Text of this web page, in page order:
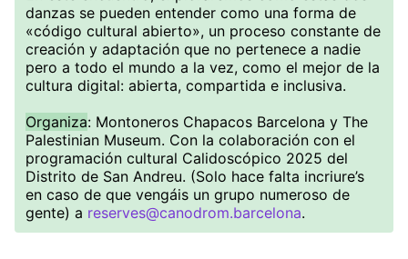
danzas se pueden entender como una forma de
«código cultural abierto», un proceso constante de
creación y adaptación que no pertenece a nadie
pero a todo el mundo a la vez, como el mejor de la
cultura digital: abierta, compartida e inclusiva.
Organiza: Montoneros Chapacos Barcelona y The
Palestinian Museum. Con la colaboración con el
programación cultural Calidoscópico 2025 del
Distrito de San Andreu. (Solo hace falta incriure’s
en caso de que vengáis un grupo numeroso de
gente) a reserves@canodrom.barcelona.